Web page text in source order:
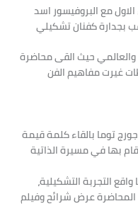
مع البروفيسور اسد
بجدارة كفنان تشكيلي
حيث القى محاضرة
غيرت مفاهيم الفن
جورج توما بالقاء كلمة قيمة
بها في مسيرة الذاتية
التجربة التشكيلية،
عرض شرائح وفيلم